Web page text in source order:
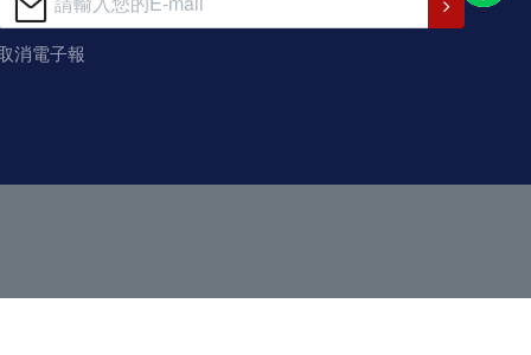
消電子報